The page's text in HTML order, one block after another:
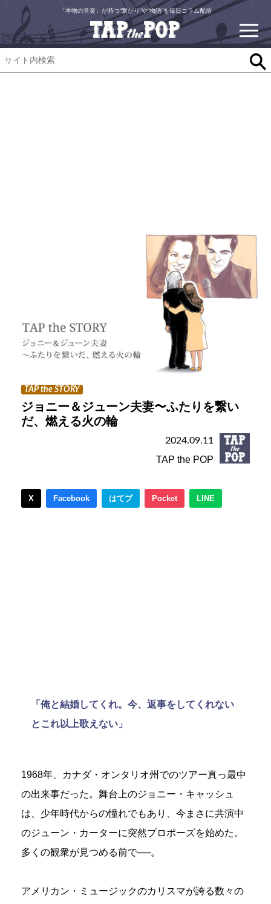
「本物の音楽」が持つ“繋がり”や“物語”を毎日コラム配信
TAP the STORY
ジョニー＆ジューン夫妻〜ふたりを繋い
だ、燃える火の輪
2024.09.11
TAP the POP
X Facebook はてブ Pocket LINE
「俺と結婚してくれ。今、返事をしてくれない
とこれ以上歌えない」
1968年、カナダ・オンタリオ州でのツアー真っ最中
の出来事だった。舞台上のジョニー・キャッシュ
は、少年時代からの憧れでもあり、今まさに共演中
のジューン・カーターに突然プロポーズを始めた。
多くの観衆が見つめる前で──。
アメリカン・ミュージックのカリスマが誇る数々の